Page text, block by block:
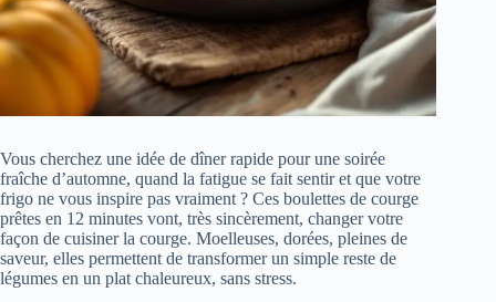
Vous cherchez une idée de dîner rapide pour une soirée
fraîche d’automne, quand la fatigue se fait sentir et que votre
frigo ne vous inspire pas vraiment ? Ces boulettes de courge
prêtes en 12 minutes vont, très sincèrement, changer votre
façon de cuisiner la courge. Moelleuses, dorées, pleines de
saveur, elles permettent de transformer un simple reste de
légumes en un plat chaleureux, sans stress.